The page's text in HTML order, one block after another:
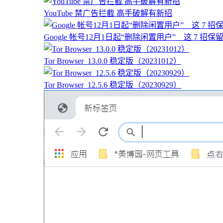
YouTube 禁广告拦截 高手破解有新招
Google 帐号12月1日起“删除闲置用户” 这 7 招保
Tor Browser_13.0.0 稳定版（20231012）
Tor Browser_12.5.6 稳定版（20230929）